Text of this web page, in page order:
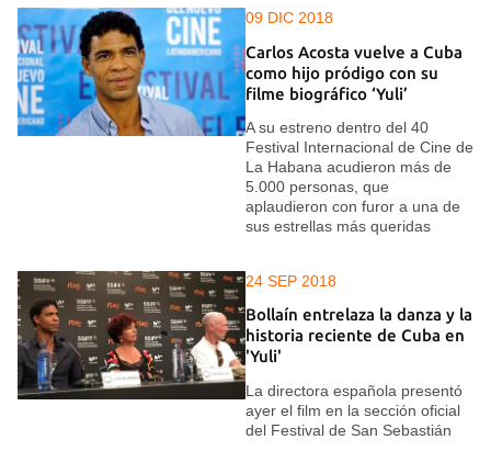
09 DIC 2018
Carlos Acosta vuelve a Cuba
como hijo pródigo con su
filme biográfico ‘Yuli’
A su estreno dentro del 40
Festival Internacional de Cine de
La Habana acudieron más de
5.000 personas, que
aplaudieron con furor a una de
sus estrellas más queridas
24 SEP 2018
Bollaín entrelaza la danza y la
historia reciente de Cuba en
'Yuli'
La directora española presentó
ayer el film en la sección oficial
del Festival de San Sebastián